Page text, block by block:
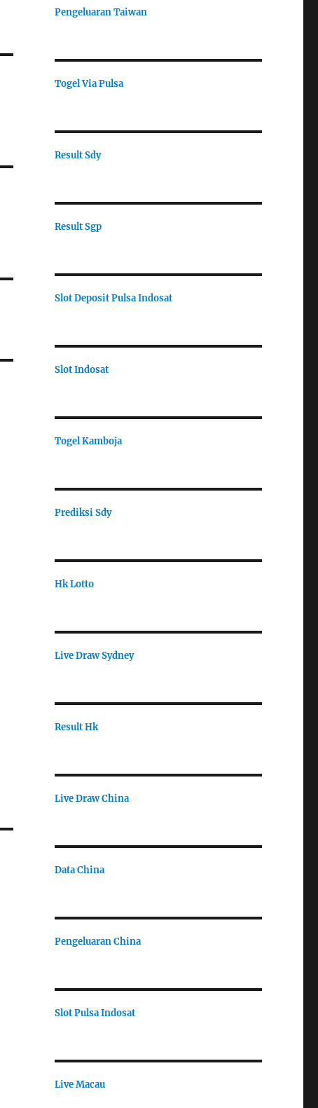
Pengeluaran Taiwan
Togel Via Pulsa
Result Sdy
Result Sgp
Slot Deposit Pulsa Indosat
Slot Indosat
Togel Kamboja
Prediksi Sdy
Hk Lotto
Live Draw Sydney
Result Hk
Live Draw China
Data China
Pengeluaran China
Slot Pulsa Indosat
Live Macau